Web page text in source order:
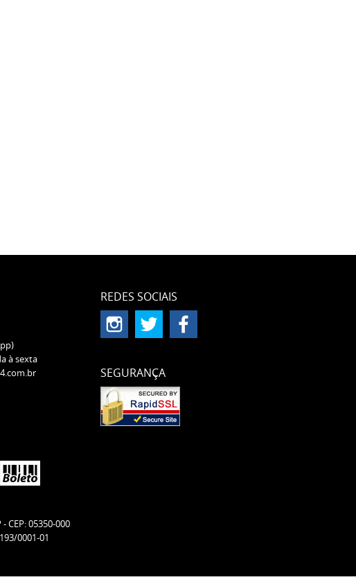
à sexta
REDES SOCIAIS
SEGURANÇA
-CEP: 05350-000
0001-01